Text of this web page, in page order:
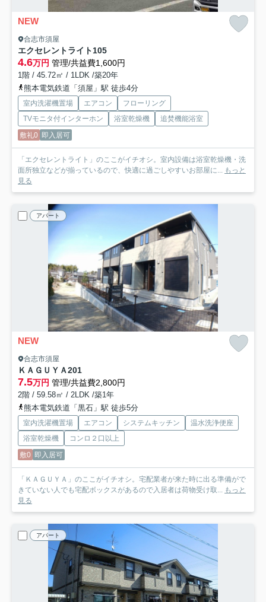
NEW
合志市須屋
エクセレントライト105
4.6万円 管理/共益費1,600円
1階 / 45.72㎡ / 1LDK /築20年
熊本電気鉄道「須屋」駅 徒歩4分
室内洗濯機置場 エアコン
フローリング
TVモニタ付インターホン
浴室乾燥機
追焚機能浴室
敷礼0 即入居可
「エクセレントライト」のここがイチオシ。室内設備は浴室乾燥機・洗
面所独立などが揃っているので、快適に過ごしやすいお部屋に... もっと
見る
アパート
NEW
合志市須屋
ＫＡＧＵＹＡ201
7.5万円 管理/共益費2,800円
2階 / 59.58㎡ / 2LDK /築1年
熊本電気鉄道「黒石」駅 徒歩5分
室内洗濯機置場 エアコン システムキッチン
温水洗浄便座
浴室乾燥機
コンロ２口以上
敷0 即入居可
「ＫＡＧＵＹＡ」のここがイチオシ。宅配業者が来た時に出る準備がで
きていない人でも宅配ボックスがあるので入居者は荷物受け取... もっと
見る
アパート